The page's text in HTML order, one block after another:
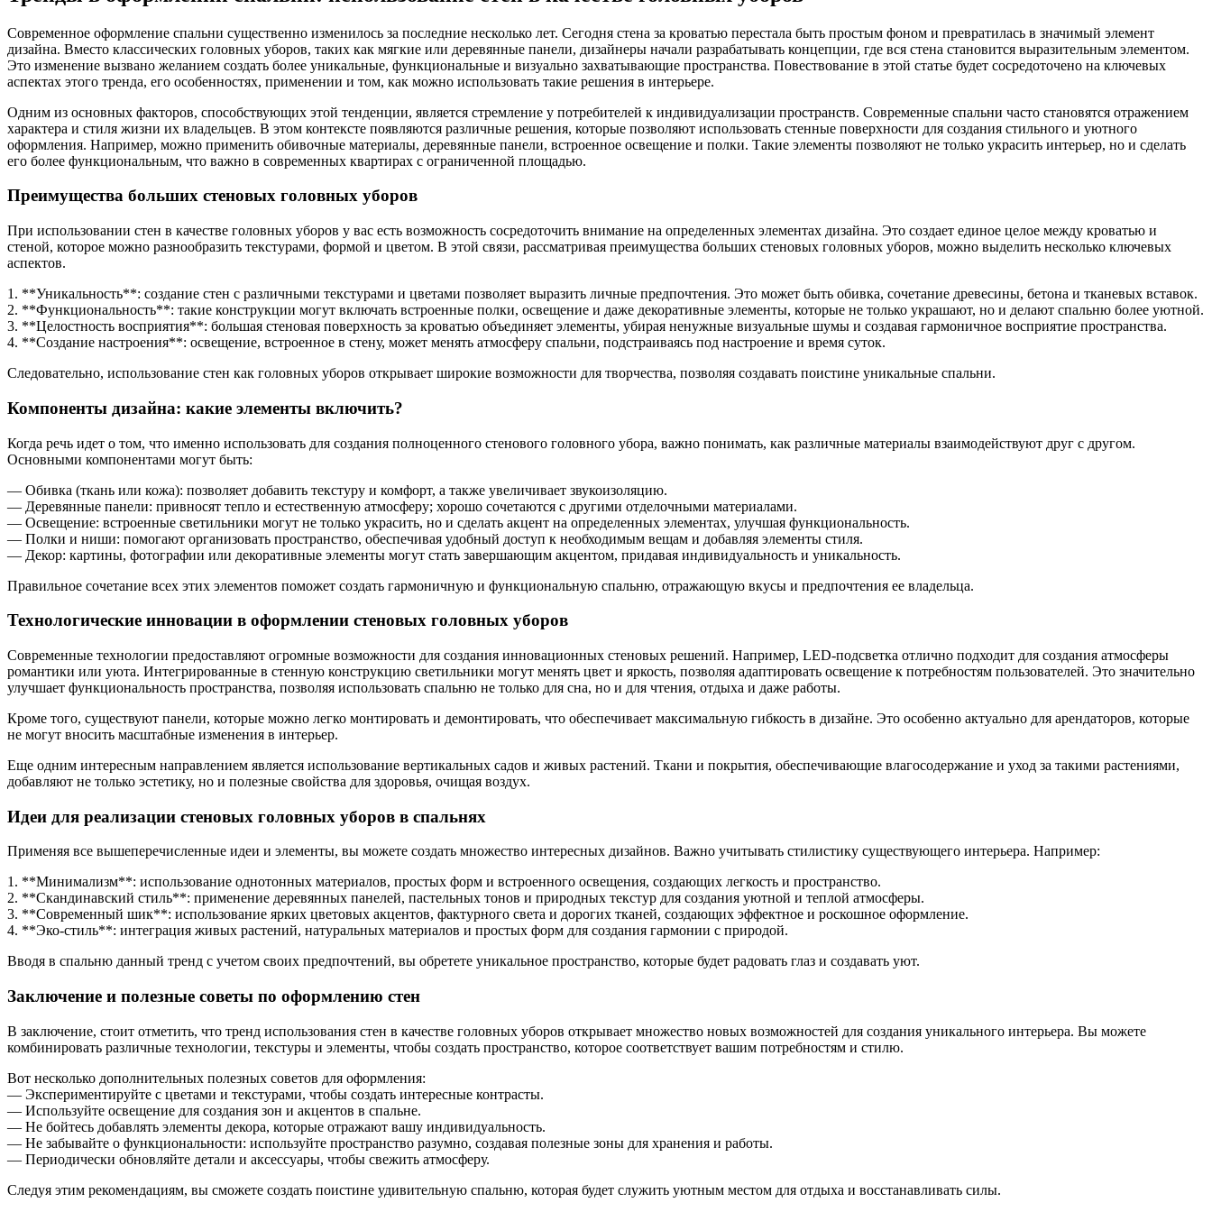
Современное оформление спальни существенно изменилось за последние несколько лет. Сегодня стена за кроватью перестала быть простым фоном и превратилась в значимый элемент
дизайна. Вместо классических головных уборов, таких как мягкие или деревянные панели, дизайнеры начали разрабатывать концепции, где вся стена становится выразительным элементом.
Это изменение вызвано желанием создать более уникальные, функциональные и визуально захватывающие пространства. Повествование в этой статье будет сосредоточено на ключевых
аспектах этого тренда, его особенностях, применении и том, как можно использовать такие решения в интерьере.
Одним из основных факторов, способствующих этой тенденции, является стремление у потребителей к индивидуализации пространств. Современные спальни часто становятся отражением
характера и стиля жизни их владельцев. В этом контексте появляются различные решения, которые позволяют использовать стенные поверхности для создания стильного и уютного
оформления. Например, можно применить обивочные материалы, деревянные панели, встроенное освещение и полки. Такие элементы позволяют не только украсить интерьер, но и сделать
его более функциональным, что важно в современных квартирах с ограниченной площадью.
Преимущества больших стеновых головных уборов
При использовании стен в качестве головных уборов у вас есть возможность сосредоточить внимание на определенных элементах дизайна. Это создает единое целое между кроватью и
стеной, которое можно разнообразить текстурами, формой и цветом. В этой связи, рассматривая преимущества больших стеновых головных уборов, можно выделить несколько ключевых
аспектов.
1. **Уникальность**: создание стен с различными текстурами и цветами позволяет выразить личные предпочтения. Это может быть обивка, сочетание древесины, бетона и тканевых вставок.
2. **Функциональность**: такие конструкции могут включать встроенные полки, освещение и даже декоративные элементы, которые не только украшают, но и делают спальню более уютной.
3. **Целостность восприятия**: большая стеновая поверхность за кроватью объединяет элементы, убирая ненужные визуальные шумы и создавая гармоничное восприятие пространства.
4. **Создание настроения**: освещение, встроенное в стену, может менять атмосферу спальни, подстраиваясь под настроение и время суток.
Следовательно, использование стен как головных уборов открывает широкие возможности для творчества, позволяя создавать поистине уникальные спальни.
Компоненты дизайна: какие элементы включить?
Когда речь идет о том, что именно использовать для создания полноценного стенового головного убора, важно понимать, как различные материалы взаимодействуют друг с другом.
Основными компонентами могут быть:
— Обивка (ткань или кожа): позволяет добавить текстуру и комфорт, а также увеличивает звукоизоляцию.
— Деревянные панели: привносят тепло и естественную атмосферу; хорошо сочетаются с другими отделочными материалами.
— Освещение: встроенные светильники могут не только украсить, но и сделать акцент на определенных элементах, улучшая функциональность.
— Полки и ниши: помогают организовать пространство, обеспечивая удобный доступ к необходимым вещам и добавляя элементы стиля.
— Декор: картины, фотографии или декоративные элементы могут стать завершающим акцентом, придавая индивидуальность и уникальность.
Правильное сочетание всех этих элементов поможет создать гармоничную и функциональную спальню, отражающую вкусы и предпочтения ее владельца.
Технологические инновации в оформлении стеновых головных уборов
Современные технологии предоставляют огромные возможности для создания инновационных стеновых решений. Например, LED-подсветка отлично подходит для создания атмосферы
романтики или уюта. Интегрированные в стенную конструкцию светильники могут менять цвет и яркость, позволяя адаптировать освещение к потребностям пользователей. Это значительно
улучшает функциональность пространства, позволяя использовать спальню не только для сна, но и для чтения, отдыха и даже работы.
Кроме того, существуют панели, которые можно легко монтировать и демонтировать, что обеспечивает максимальную гибкость в дизайне. Это особенно актуально для арендаторов, которые
не могут вносить масштабные изменения в интерьер.
Еще одним интересным направлением является использование вертикальных садов и живых растений. Ткани и покрытия, обеспечивающие влагосодержание и уход за такими растениями,
добавляют не только эстетику, но и полезные свойства для здоровья, очищая воздух.
Идеи для реализации стеновых головных уборов в спальнях
Применяя все вышеперечисленные идеи и элементы, вы можете создать множество интересных дизайнов. Важно учитывать стилистику существующего интерьера. Например:
1. **Минимализм**: использование однотонных материалов, простых форм и встроенного освещения, создающих легкость и пространство.
2. **Скандинавский стиль**: применение деревянных панелей, пастельных тонов и природных текстур для создания уютной и теплой атмосферы.
3. **Современный шик**: использование ярких цветовых акцентов, фактурного света и дорогих тканей, создающих эффектное и роскошное оформление.
4. **Эко-стиль**: интеграция живых растений, натуральных материалов и простых форм для создания гармонии с природой.
Вводя в спальню данный тренд с учетом своих предпочтений, вы обретете уникальное пространство, которые будет радовать глаз и создавать уют.
Заключение и полезные советы по оформлению стен
В заключение, стоит отметить, что тренд использования стен в качестве головных уборов открывает множество новых возможностей для создания уникального интерьера. Вы можете
комбинировать различные технологии, текстуры и элементы, чтобы создать пространство, которое соответствует вашим потребностям и стилю.
Вот несколько дополнительных полезных советов для оформления:
— Экспериментируйте с цветами и текстурами, чтобы создать интересные контрасты.
— Используйте освещение для создания зон и акцентов в спальне.
— Не бойтесь добавлять элементы декора, которые отражают вашу индивидуальность.
— Не забывайте о функциональности: используйте пространство разумно, создавая полезные зоны для хранения и работы.
— Периодически обновляйте детали и аксессуары, чтобы свежить атмосферу.
Следуя этим рекомендациям, вы сможете создать поистине удивительную спальню, которая будет служить уютным местом для отдыха и восстанавливать силы.